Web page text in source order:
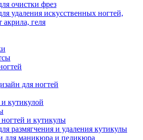
очистки фрез
удаления искусственных ногтей,
акрила, геля
для ногтей
кутикулой
и кутикулы
размягчения и удаления кутикулы
для маникюра и педикюра